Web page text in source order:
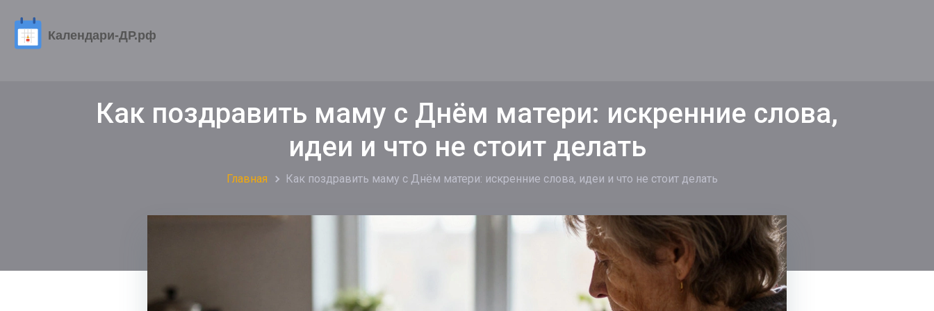
Как поздравить маму с Днём матери: искренние слова,
идеи и что не стоит делать
Главная Как поздравить маму с Днём матери: искренние слова, идеи и что не стоит делать